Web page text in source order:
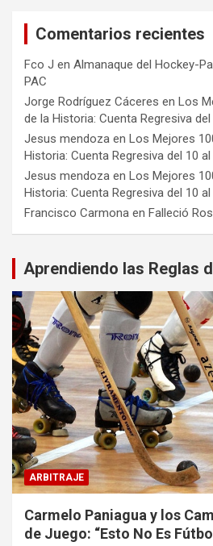
Comentarios recientes
Fco J en Almanaque del Hockey-
PAC
Jorge Rodríguez Cáceres en Los
de la Historia: Cuenta Regresiva del
Jesus mendoza en Los Mejores
Historia: Cuenta Regresiva del 10 al
Jesus mendoza en Los Mejores
Historia: Cuenta Regresiva del 10 al
Francisco Carmona en Falleció
Aprendiendo las Reglas
ARBITRAJE
Carmelo Paniagua y los
de Juego: “Esto No Es